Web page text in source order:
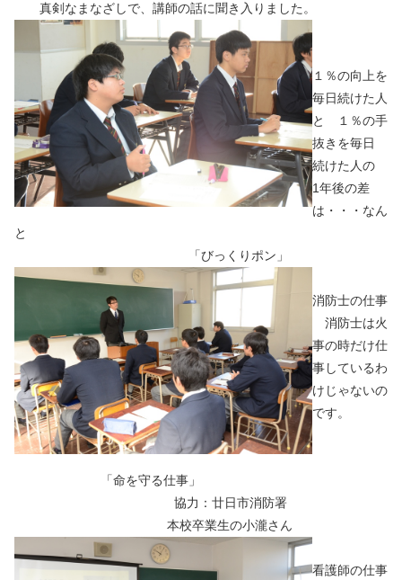
真剣なまなざしで、講師の話に聞き入りました。
１％の向上を
毎日続けた人
と １％の手
抜きを毎日
続けた人の
1年後の差
は・・・なん
と
「びっくりポン」
消防士の仕事
消防士は火
事の時だけ仕
事しているわ
けじゃないの
です。
「命を守る仕事」
協力：廿日市消防署
本校卒業生の小瀧さん
看護師の仕事